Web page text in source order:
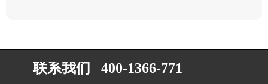
联系我们 400-1366-771